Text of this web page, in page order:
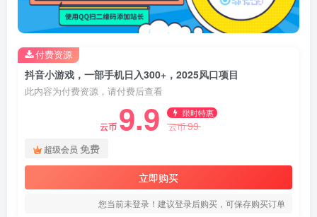
抖音小游戏，一部手机日入300+，2025风口项目
此内容为付费资源，请付费后查看
云币 9.9 限时特惠
云币99
超级会员 免费
立即购买
您当前未登录！建议登录后购买，可保存购买订单
付费资源